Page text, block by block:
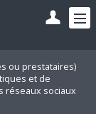
ou prestataires)
et de
réseaux sociaux